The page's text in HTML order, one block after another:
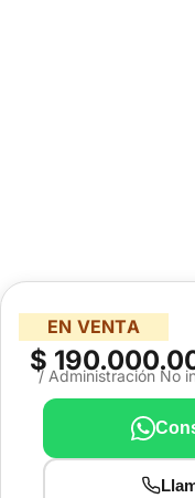
EN VENTA
$/ Administración No